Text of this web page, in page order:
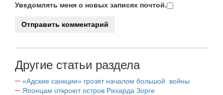
Уведомлять меня о новых записях почтой.
Другие статьи раздела
«Адские санкции» грозят началом большой войны
Японцам откроют остров Рихарда Зорге